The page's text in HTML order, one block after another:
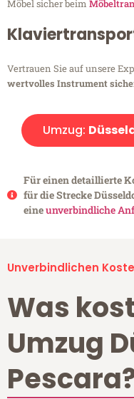
Möbel sicher beim
Vertrauen Sie auf unsere
wertvolles Instrument
Umzug:
Für einen detaillierte
für die Strecke
eineunverbindliche
Unverbindlichen
Was
Umzug